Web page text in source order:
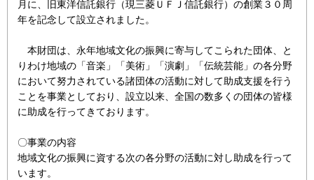
月に、旧東洋信託銀行（現三菱ＵＦＪ信託銀行）の創業３０周
年を記念して設立されました。
本財団は、永年地域文化の振興に寄与してこられた団体、と
りわけ地域の「音楽」「美術」「演劇」「伝統芸能」の各分野
において努力されている諸団体の活動に対して助成支援を行う
ことを事業としており、設立以来、全国の数多くの団体の皆様
に助成を行ってきております。
〇事業の内容
地域文化の振興に資する次の各分野の活動に対し助成を行って
います。